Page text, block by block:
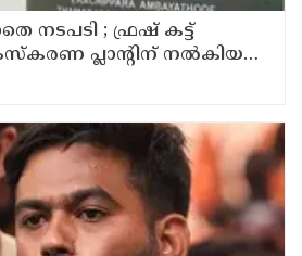
നടപടി ; ഫ്രഷ് കട്ട്
പ്ലാന്റിന് നല്‍കിയ
ഗുരുതര വീഴ്ചയെന്ന്